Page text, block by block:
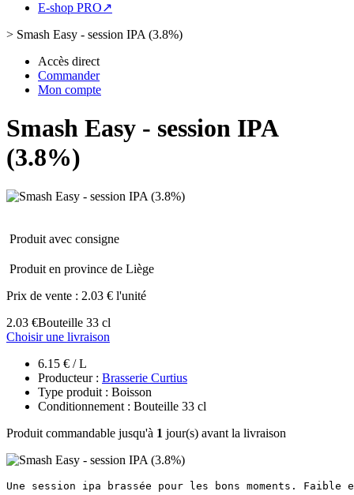
E-shop PRO↗
> Smash Easy - session IPA (3.8%)
Accès direct
Commander
Mon compte
Smash Easy - session IPA
(3.8%)
Produit avec consigne
Produit en province de Liège
Prix de vente : 2.03 € l'unité
2.03 €Bouteille 33 cl
Choisir une livraison
6.15 € / L
Producteur : Brasserie Curtius
Type produit : Boisson
Conditionnement : Bouteille 33 cl
Produit commandable jusqu'à 1 jour(s) avant la livraison
Une session ipa brassée pour les bons moments.